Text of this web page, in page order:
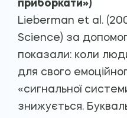
приборкати»)
Lieberman et al.
Science) за
показали: коли
для свого
«сигнальної
знижується.